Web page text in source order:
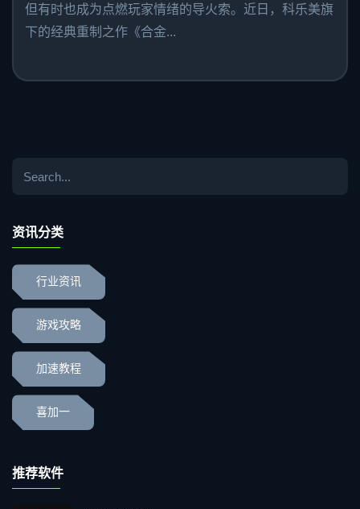
但有时也成为点燃玩家情绪的导火索。近日，科乐美旗
下的经典重制之作《合金...
资讯分类
行业资讯
游戏攻略
加速教程
喜加一
推荐软件